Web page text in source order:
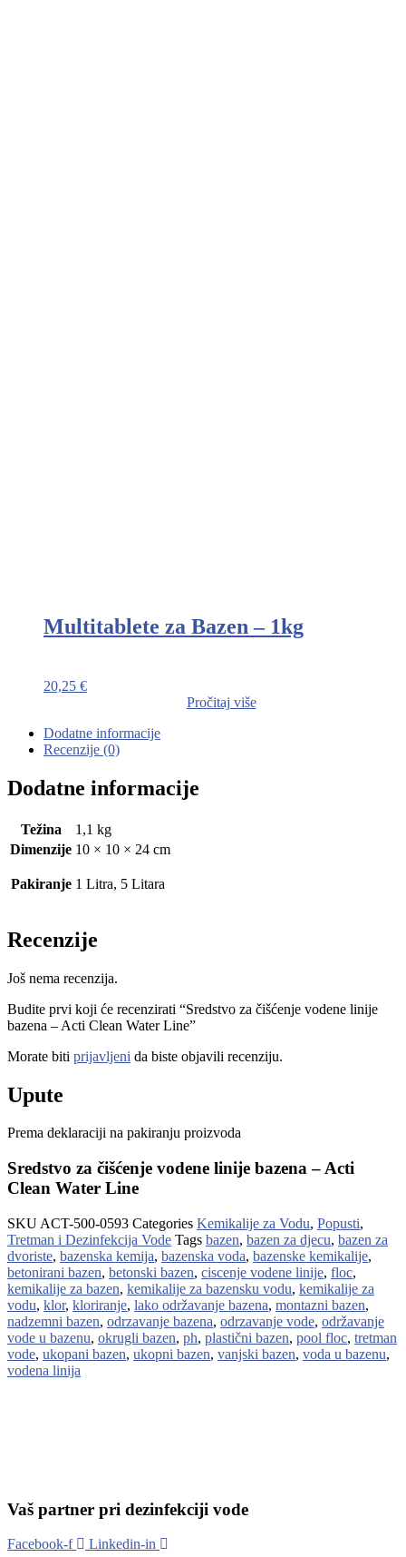
Multitablete za Bazen – 1kg
20,25 €
Pročitaj više
Dodatne informacije
Recenzije (0)
Dodatne informacije
Težina
1,1 kg
Dimenzije 10 × 10 × 24 cm
Pakiranje 1 Litra, 5 Litara
Recenzije
Još nema recenzija.
Budite prvi koji će recenzirati “Sredstvo za čišćenje vodene linije
bazena – Acti Clean Water Line”
Morate biti prijavljeni da biste objavili recenziju.
Upute
Prema deklaraciji na pakiranju proizvoda
Sredstvo za čišćenje vodene linije bazena – Acti
Clean Water Line
SKU ACT-500-0593 Categories Kemikalije za Vodu, Popusti,
Tretman i Dezinfekcija Vode Tags bazen, bazen za djecu, bazen za
dvoriste, bazenska kemija, bazenska voda, bazenske kemikalije,
betonirani bazen, betonski bazen, ciscenje vodene linije, floc,
kemikalije za bazen, kemikalije za bazensku vodu, kemikalije za
vodu, klor, kloriranje, lako održavanje bazena, montazni bazen,
nadzemni bazen, odrzavanje bazena, odrzavanje vode, održavanje
vode u bazenu, okrugli bazen, ph, plastični bazen, pool floc, tretman
vode, ukopani bazen, ukopni bazen, vanjski bazen, voda u bazenu,
vodena linija
Vaš partner pri dezinfekciji vode
Facebook-f Linkedin-in